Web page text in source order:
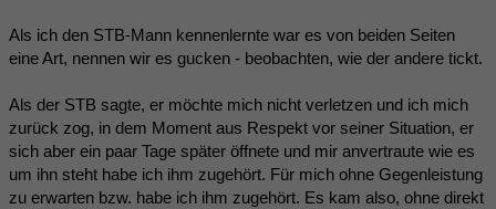
Als ich den STB-Mann kennenlernte war es von beiden Seiten
eine Art, nennen wir es gucken - beobachten, wie der andere tickt.
Als der STB sagte, er möchte mich nicht verletzen und ich mich
zurück zog, in dem Moment aus Respekt vor seiner Situation, er
sich aber ein paar Tage später öffnete und mir anvertraute wie es
um ihn steht habe ich ihm zugehört. Für mich ohne Gegenleistung
zu erwarten bzw. habe ich ihm zugehört. Es kam also, ohne direkt